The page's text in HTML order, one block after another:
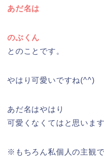
あだ名は
のぶくん
とのことです。
やはり可愛いですね(^^)
あだ名はやはり
可愛くなくてはと思います
※もちろん私個人の主観で